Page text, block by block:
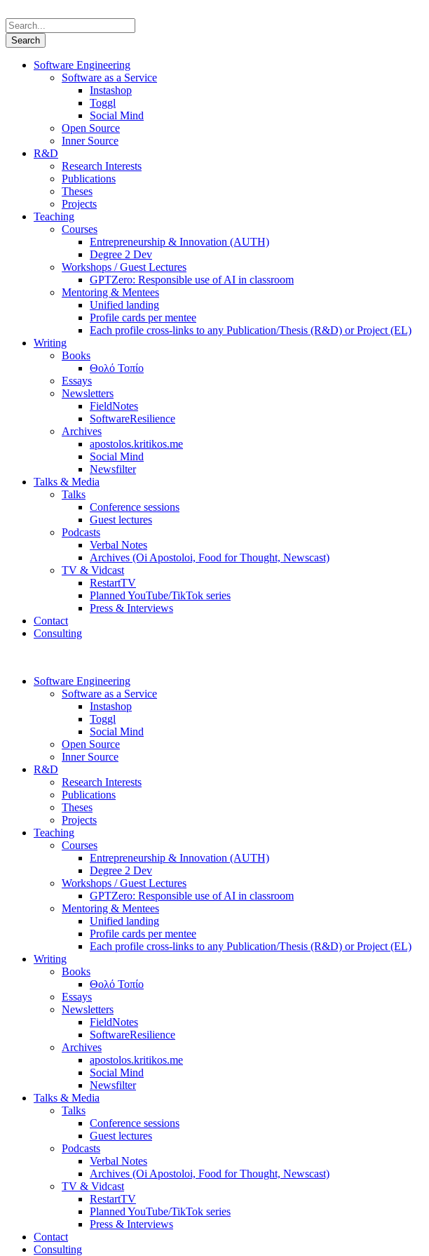
Software Engineering
Software as a Service
Instashop
Toggl
Social Mind
Open Source
Inner Source
R&D
Research Interests
Publications
Theses
Projects
Teaching
Courses
Entrepreneurship & Innovation (AUTH)
Degree 2 Dev
Workshops / Guest Lectures
GPTZero: Responsible use of AI in classroom
Mentoring & Mentees
Unified landing
Profile cards per mentee
Each profile cross-links to any Publication/Thesis (R&D) or Project (EL)
Writing
Books
Θολό Τοπίο
Essays
Newsletters
FieldNotes
SoftwareResilience
Archives
apostolos.kritikos.me
Social Mind
Newsfilter
Talks & Media
Talks
Conference sessions
Guest lectures
Podcasts
Verbal Notes
Archives (Oi Apostoloi, Food for Thought, Newscast)
TV & Vidcast
RestartTV
Planned YouTube/TikTok series
Press & Interviews
Contact
Consulting
Software Engineering
Software as a Service
Instashop
Toggl
Social Mind
Open Source
Inner Source
R&D
Research Interests
Publications
Theses
Projects
Teaching
Courses
Entrepreneurship & Innovation (AUTH)
Degree 2 Dev
Workshops / Guest Lectures
GPTZero: Responsible use of AI in classroom
Mentoring & Mentees
Unified landing
Profile cards per mentee
Each profile cross-links to any Publication/Thesis (R&D) or Project (EL)
Writing
Books
Θολό Τοπίο
Essays
Newsletters
FieldNotes
SoftwareResilience
Archives
apostolos.kritikos.me
Social Mind
Newsfilter
Talks & Media
Talks
Conference sessions
Guest lectures
Podcasts
Verbal Notes
Archives (Oi Apostoloi, Food for Thought, Newscast)
TV & Vidcast
RestartTV
Planned YouTube/TikTok series
Press & Interviews
Contact
Consulting